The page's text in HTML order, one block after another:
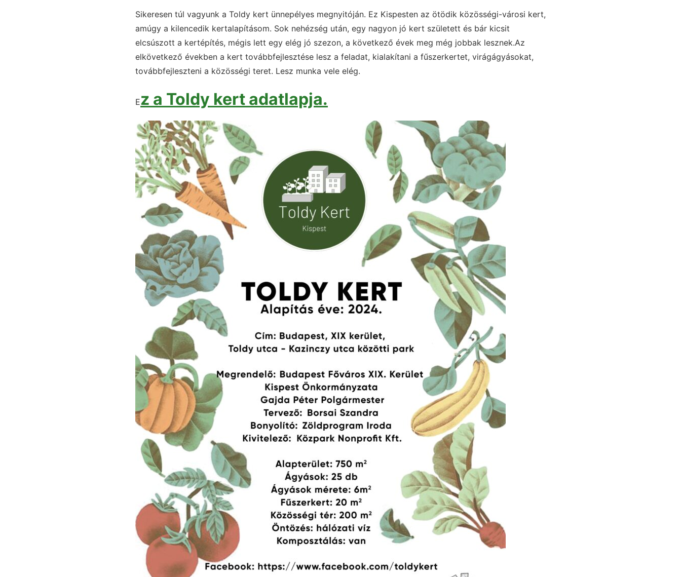
Sikeresen túl vagyunk a Toldy kert ünnepélyes megnyitóján. Ez Kispesten az ötödik közösségi-városi kert,
amúgy a kilencedik kertalapításom. Sok nehézség után, egy nagyon jó kert született és bár kicsit
elcsúszott a kertépítés, mégis lett egy elég jó szezon, a következő évek meg még jobbak lesznek.Az
elkövetkező években a kert továbbfejlesztése lesz a feladat, kialakítani a fűszerkertet, virágágyásokat,
továbbfejleszteni a közösségi teret. Lesz munka vele elég.
Ez a Toldy kert adatlapja.